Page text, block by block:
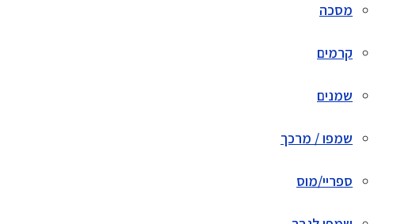
מסכה
קרמים
שמנים
שמפו / מרכך
ספריי/מוס